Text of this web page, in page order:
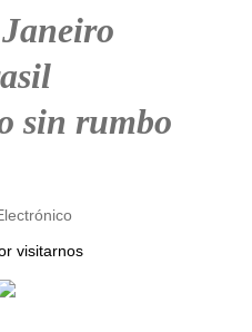
sin rumbo
visitarnos